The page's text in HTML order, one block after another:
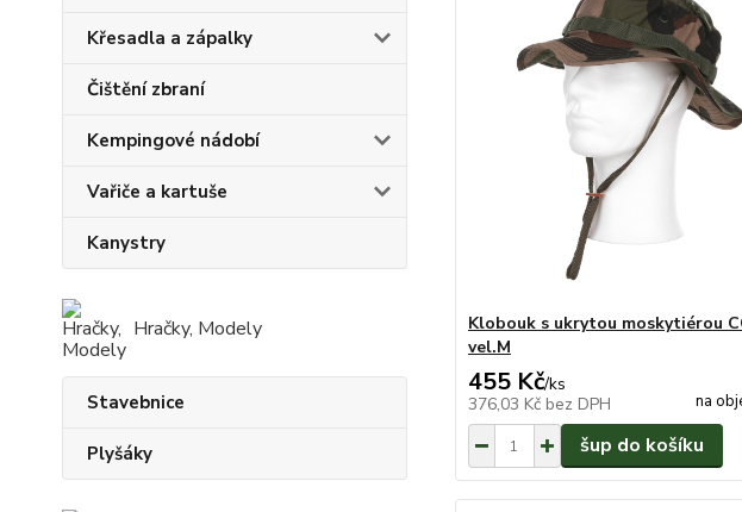
Křesadla a zápalky
Čištění zbraní
Kempingové nádobí
Vařiče a kartuše
Kanystry
Hračky, Modely
Stavebnice
Plyšáky
Klobouk s ukrytou moskytiérou
vel.M
455 Kč/ks
376,03 Kč bez DPH na
šup do košíku